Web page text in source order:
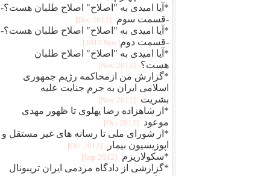
*آیا امیدی به "اصلاح" اصلاح طلبان هست؟-
-قسمت سوم
[2012 Dec]
*آیا امیدی به "اصلاح" اصلاح طلبان هست؟-
-قسمت دوم‎[2012 Nov]
*آیا امیدی به "اصلاح" اصلاح طلبان
هست؟
[2012 Nov]
*گزارش من ازمحاکمه رژیم جمهوری
اسلامی ایران به جرم جنایت علیه
بشریت
[2012 Nov]
*از شاهزاده رضا پهلوی تا ظهور مهدی
موعود
[2012 Oct]
*از شورای ملی تا رسانه های غیر مستقل و
اپوزیسیون بیمار
[2012 Oct]
*سکولاریزم [2012 Sep]
*گزارشی از دادگاه مردمی ایران تریبونال